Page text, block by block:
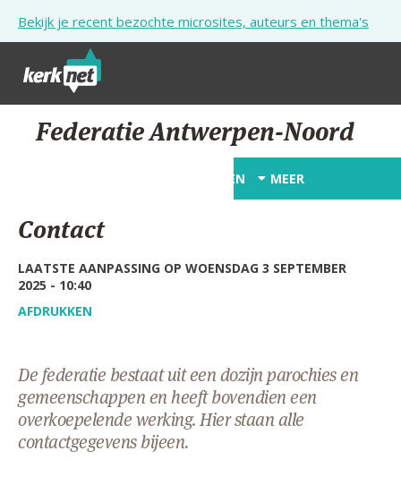
Bekijk je recent bezochte microsites, auteurs en thema's
STARTPAGINA
SHOP
ZOEKEN
HULP
MIJN PAROCHIE
AANMELDEN OF REGISTREREN
Federatie Antwerpen-Noord
CONTACTEN MEER
Contact
LAATSTE AANPASSING OP WOENSDAG 3 SEPTEMBER
2025 - 10:40
AFDRUKKEN
De federatie bestaat uit een dozijn parochies en
gemeenschappen en heeft bovendien een
overkoepelende werking. Hier staan alle
contactgegevens bijeen.